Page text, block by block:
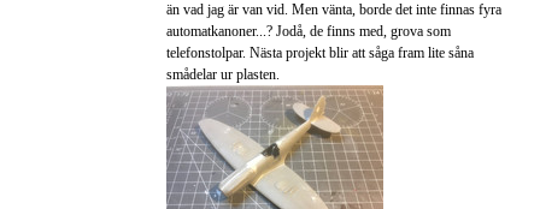
än vad jag är van vid. Men vänta, borde det inte finnas fyra
automatkanoner...? Jodå, de finns med, grova som
telefonstolpar. Nästa projekt blir att såga fram lite såna
smådelar ur plasten.